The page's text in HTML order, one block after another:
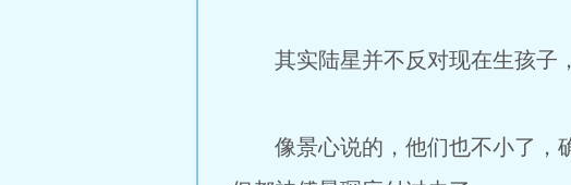
其实陆星并不反对现在生孩子，
像景心说的，他们也不小了，确